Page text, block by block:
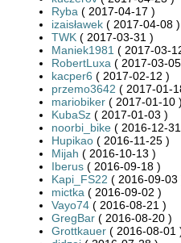
Ryba ( 2017-04-17 )
izaisławek ( 2017-04-08 )
TWK ( 2017-03-31 )
Maniek1981 ( 2017-03-
RobertLuxa ( 2017-03-
kacper6 ( 2017-02-12 )
przemo3642 ( 2017-01-
mariobiker ( 2017-01-10 )
KubaSz ( 2017-01-03 )
noorbi_bike ( 2016-12-
Hupikao ( 2016-11-25 )
Mijah ( 2016-10-13 )
Iberus ( 2016-09-18 )
Kapi_FS22 ( 2016-09-03
mictka ( 2016-09-02 )
Vayo74 ( 2016-08-21 )
GregBar ( 2016-08-20 )
Grottkauer ( 2016-08-01